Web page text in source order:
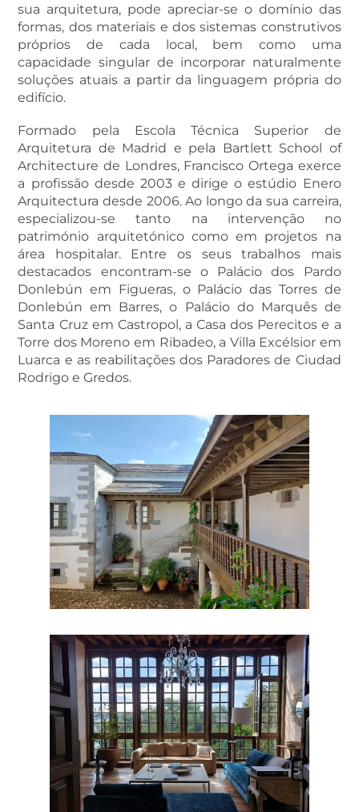
sua arquitetura, pode apreciar-se o domínio das
formas, dos materiais e dos sistemas construtivos
próprios de cada local, bem como uma
capacidade singular de incorporar naturalmente
soluções atuais a partir da linguagem própria do
edifício.
Formado pela Escola Técnica Superior de
Arquitetura de Madrid e pela Bartlett School of
Architecture de Londres, Francisco Ortega exerce
a profissão desde 2003 e dirige o estúdio Enero
Arquitectura desde 2006. Ao longo da sua carreira,
especializou-se tanto na intervenção no
património arquitetónico como em projetos na
área hospitalar. Entre os seus trabalhos mais
destacados encontram-se o Palácio dos Pardo
Donlebún em Figueras, o Palácio das Torres de
Donlebún em Barres, o Palácio do Marquês de
Santa Cruz em Castropol, a Casa dos Perecitos e a
Torre dos Moreno em Ribadeo, a Villa Excélsior em
Luarca e as reabilitações dos Paradores de Ciudad
Rodrigo e Gredos.